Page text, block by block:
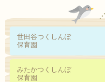
世田谷つくしんぼ
保育園
みたかつくしんぼ
保育園